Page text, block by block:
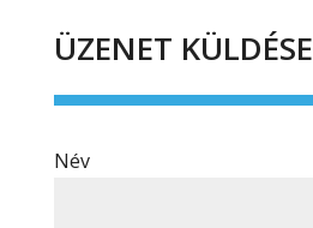
ÜZENET KÜLDÉSE
Név